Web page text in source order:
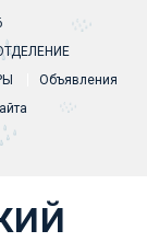
Объявления